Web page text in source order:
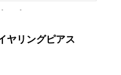
ヤリングピアス